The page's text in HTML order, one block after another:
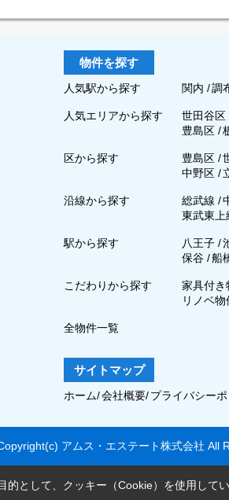
物件を探す
人気駅から探す 関内 /調
人気エリアから探す 世田谷区
豊島区 /
区から探す 豊島区 /
中野区 /
沿線から探す 総武線 /
東武東上
駅から探す 八王子 /
保谷 /船
こだわりから探す 家具付き
リノベ物
全物件一覧
サイトマップ
ホーム/会社概要/プライバシー
アムス・エステート株式会社 All
として、クッキー（Cookie）を使用して